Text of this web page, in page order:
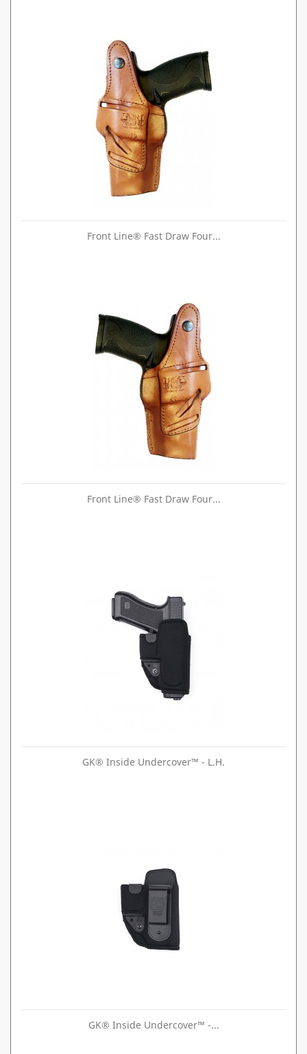
Front Line® Fast Draw Four...
Front Line® Fast Draw Four...
GK® Inside Undercover™ - L.H.
GK® Inside Undercover™ -...